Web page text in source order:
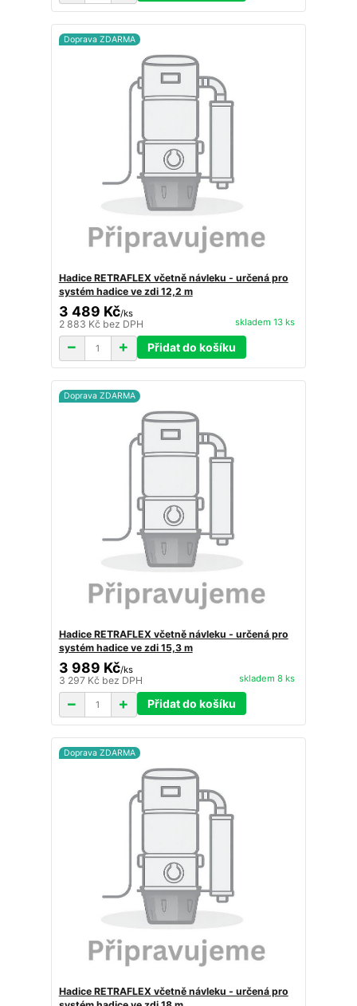
Doprava ZDARMA
Hadice RETRAFLEX včetně návleku - určená pro
systém hadice ve zdi 12,2 m
3 489 Kč/ks
2 883 Kč bez DPH skladem 13 ks
Přidat do košíku
Doprava ZDARMA
Hadice RETRAFLEX včetně návleku - určená pro
systém hadice ve zdi 15,3 m
3 989 Kč/ks
3 297 Kč bez DPH skladem 8 ks
Přidat do košíku
Doprava ZDARMA
Hadice RETRAFLEX včetně návleku - určená pro